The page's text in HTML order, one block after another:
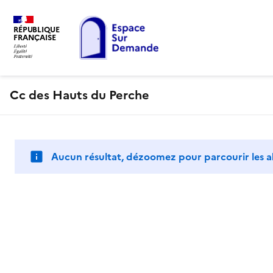
RÉPUBLIQUE
FRANÇAISE
Cc des Hauts du Perche
Aucun résultat, dézoomez pour parcourir les